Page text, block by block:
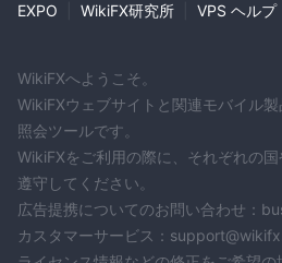
EXPO WikiFX研究所 VPS ヘルプ
WikiFXへようこそ。
WikiFXウェブサイトと関連モバイル
照会ツールです。
WikiFXをご利用の際に、それぞれの
遵守してください。
広告提携についてのお問い合わせ：
カスタマーサービス：